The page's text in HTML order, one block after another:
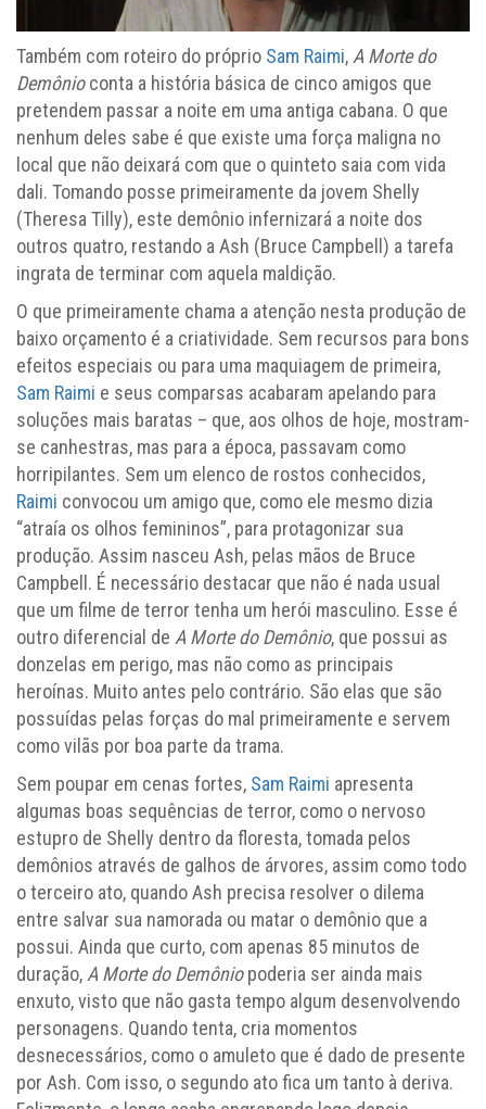
Também com roteiro do próprio Sam Raimi, A Morte do
Demônioconta a história básica de cinco amigos que
pretendem passar a noite em uma antiga cabana. O que
nenhum deles sabe é que existe uma força maligna no
local que não deixará com que o quinteto saia com vida
dali. Tomando posse primeiramente da jovem Shelly
(Theresa Tilly), este demônio infernizará a noite dos
outros quatro, restando a Ash (Bruce Campbell) a tarefa
ingrata de terminar com aquela maldição.
O que primeiramente chama a atenção nesta produção de
baixo orçamento é a criatividade. Sem recursos para bons
efeitos especiais ou para uma maquiagem de primeira,
Sam Raimi e seus comparsas acabaram apelando para
soluções mais baratas – que, aos olhos de hoje, mostram-
se canhestras, mas para a época, passavam como
horripilantes. Sem um elenco de rostos conhecidos,
Raimi convocou um amigo que, como ele mesmo dizia
“atraía os olhos femininos”, para protagonizar sua
produção. Assim nasceu Ash, pelas mãos de Bruce
Campbell. É necessário destacar que não é nada usual
que um filme de terror tenha um herói masculino. Esse é
outro diferencial de A Morte do Demônio, que possui as
donzelas em perigo, mas não como as principais
heroínas. Muito antes pelo contrário. São elas que são
possuídas pelas forças do mal primeiramente e servem
como vilãs por boa parte da trama.
Sem poupar em cenas fortes, Sam Raimi apresenta
algumas boas sequências de terror, como o nervoso
estupro de Shelly dentro da floresta, tomada pelos
demônios através de galhos de árvores, assim como todo
o terceiro ato, quando Ash precisa resolver o dilema
entre salvar sua namorada ou matar o demônio que a
possui. Ainda que curto, com apenas 85 minutos de
duração, A Morte do Demôniopoderia ser ainda mais
enxuto, visto que não gasta tempo algum desenvolvendo
personagens. Quando tenta, cria momentos
desnecessários, como o amuleto que é dado de presente
por Ash. Com isso, o segundo ato fica um tanto à deriva.